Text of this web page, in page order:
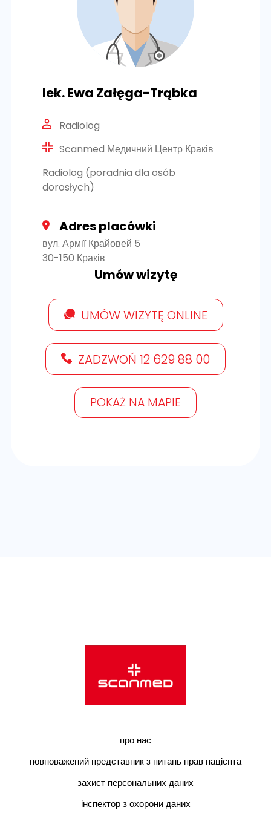
lek. Ewa Załęga-Trąbka
Radiolog
Scanmed Медичний Центр Краків
Radiolog (poradnia dla osób
dorosłych)
Adres placówki
вул. Армії Крайовей 5
30-150 Краків
Umów wizytę
UMÓW WIZYTĘ ONLINE
ZADZWOŃ 12 629 88 00
POKAŻ NA MAPIE
про нас
повноважений представник з питань прав пацієнта
захист персональних даних
інспектор з охорони даних